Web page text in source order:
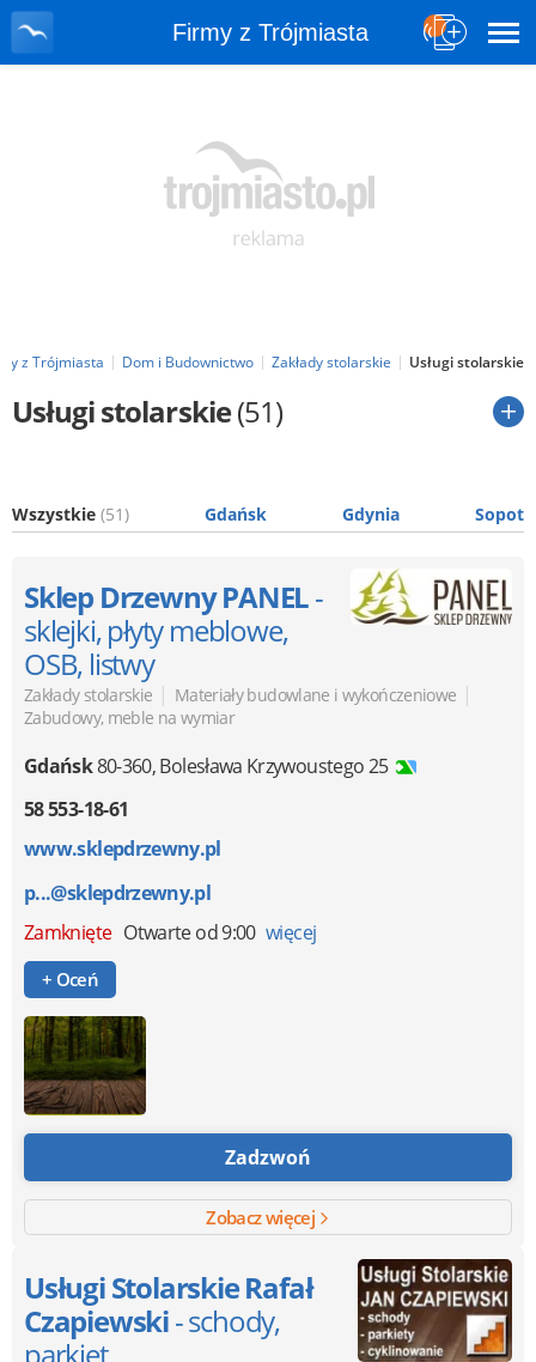
Firmy z Trójmiasta
z Trójmiasta Dom i Budownictwo Zakłady stolarskie Usługi stolarskie
Usługi stolarskie(51)
Wszystkie (51) Gdańsk Gdynia Sopot
Sklep Drzewny PANEL-
sklejki, płyty meblowe,
OSB, listwy
Zakłady stolarskie | Materiały budowlane i wykończeniowe |
Zabudowy, meble na wymiar
Gdańsk80-360,Bolesława Krzywoustego 25
58 553-18-61
www.sklepdrzewny.pl
p...@sklepdrzewny.pl
Zamknięte Otwarte od 9:00 więcej
+ Oceń
Zadzwoń
Zobacz więcej
Usługi Stolarskie Rafał
Czapiewski- schody,